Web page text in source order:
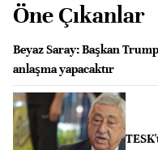
Öne Çıkanlar
Beyaz Saray: Başkan
anlaşma yapacaktır